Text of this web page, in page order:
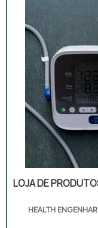
LOJA DE
HEALTH